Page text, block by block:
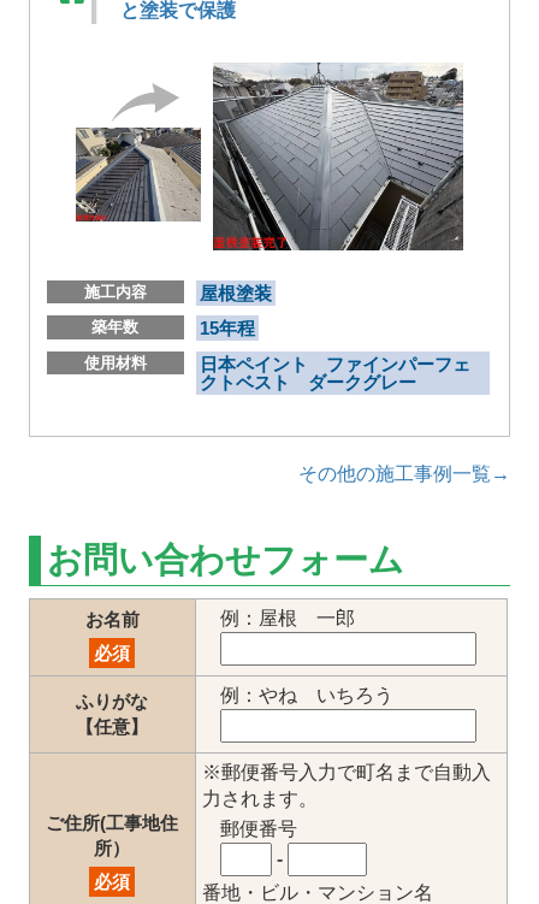
と塗装で保護
施工内容 屋根塗装
築年数 15年程
使用材料
日本ペイント ファインパーフェ
クトベスト ダークグレー
その他の施工事例一覧→
お問い合わせフォーム
お名前
必須
例：屋根 一郎
ふりがな
【任意】
例：やね いちろう
ご住所(工事地住
所）
必須
※郵便番号入力で町名まで自動入
力されます。
郵便番号
-
番地・ビル・マンション名